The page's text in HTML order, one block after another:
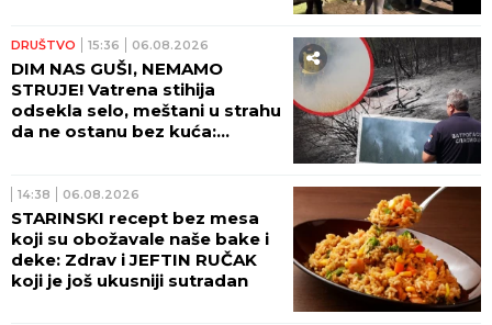
DRUŠTVO 15:36 06.08.2026
DIM NAS GUŠI, NEMAMO
STRUJE! Vatrena stihija
odsekla selo, meštani u strahu
da ne ostanu bez kuća:
14:38 06.08.2026
STARINSKI recept bez mesa
koji su obožavale naše bake i
deke: Zdrav i JEFTIN RUČAK
koji je još ukusniji sutradan